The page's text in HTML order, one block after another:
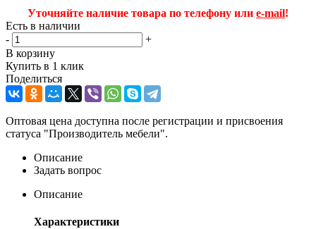
Уточняйте наличие товара по телефону или e-mail!
Есть в наличии
-
+
В корзину
Купить в 1 клик
Поделиться
Оптовая цена доступна после регистрации и присвоения
статуса "Производитель мебели".
Описание
Задать вопрос
Описание
Характеристики